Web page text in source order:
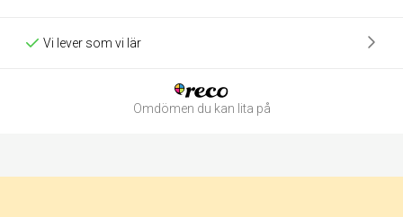
Vi lever som vi lär
Omdömen du kan lita på